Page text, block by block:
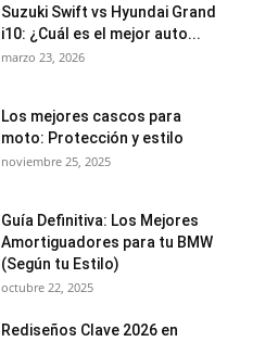
Suzuki Swift vs Hyundai Grand
i10: ¿Cuál es el mejor auto...
marzo 23, 2026
Los mejores cascos para
moto: Protección y estilo
noviembre 25, 2025
Guía Definitiva: Los Mejores
Amortiguadores para tu BMW
(Según tu Estilo)
octubre 22, 2025
Rediseños Clave 2026 en